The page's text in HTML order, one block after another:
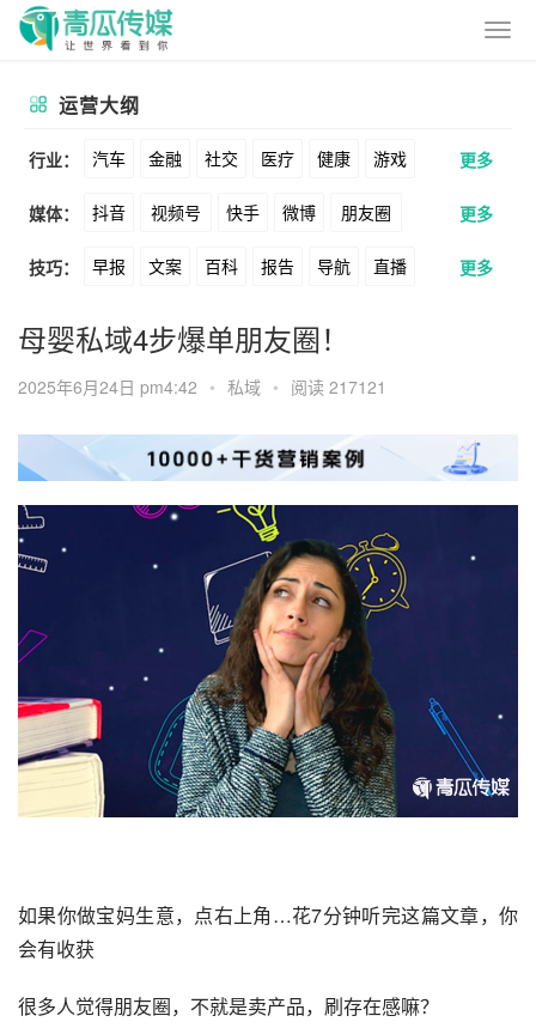
运营大纲
行业： 汽车 金融 社交 医疗 健康 游戏
动漫 美妆 美食 家装 教育 婚纱
酒旅 母婴 宠物 文娱 跨境 科技
广告 元宇宙 房地产
更多
媒体： 抖音 视频号 快手 微博 朋友圈
公众号 B站 小红书 头条 知乎
Soul 360 百度 搜狗 爱奇艺
美图 最右 神马 谷歌 Facebook
Tiktok YouTube Yahoo Bing
更多
技巧： 早报 文案 百科 报告 导航 直播
卖货 脚本 话术 电商 私域
涨粉 广告 推广 方案 策划 案例
数据 拉新 活动 用户 海外
更多
母婴私域4步爆单朋友圈！
2025年6月24日 pm4:42 • 私域 • 阅读 217121
如果你做宝妈生意，点右上角…花7分钟听完这篇文章，你
会有收获
很多人觉得朋友圈，不就是卖产品，刷存在感嘛？